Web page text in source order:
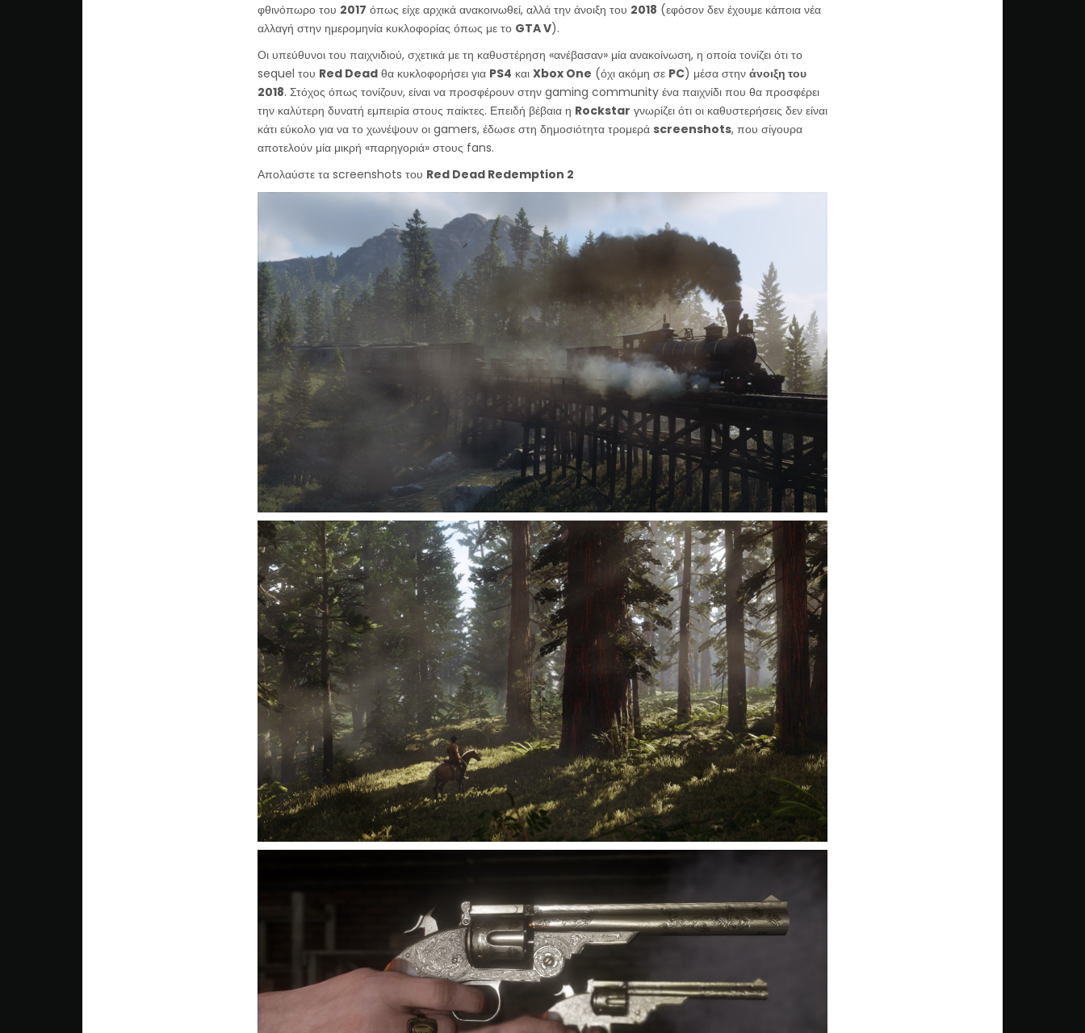
φθινόπωρο του 2017 όπως είχε αρχικά ανακοινωθεί, αλλά την άνοιξη του 2018 (εφόσον δεν έχουμε κάποια νέα
αλλαγή στην ημερομηνία κυκλοφορίας όπως με το GTA V).
Οι υπεύθυνοι του παιχνιδιού, σχετικά με τη καθυστέρηση «ανέβασαν» μία ανακοίνωση, η οποία τονίζει ότι το
sequel του Red Deadθα κυκλοφορήσει για PS4 και Xbox One (όχι ακόμη σε PC) μέσα στην άνοιξη του
2018. Στόχος όπως τονίζουν, είναι να προσφέρουν στην gaming community ένα παιχνίδι που θα προσφέρει
την καλύτερη δυνατή εμπειρία στους παίκτες. Επειδή βέβαια η Rockstar γνωρίζει ότι οι καθυστερήσεις δεν είναι
κάτι εύκολο για να το χωνέψουν οι gamers, έδωσε στη δημοσιότητα τρομερά screenshots, που σίγουρα
αποτελούν μία μικρή «παρηγοριά» στους fans.
Απολαύστε τα screenshots του Red Dead Redemption 2